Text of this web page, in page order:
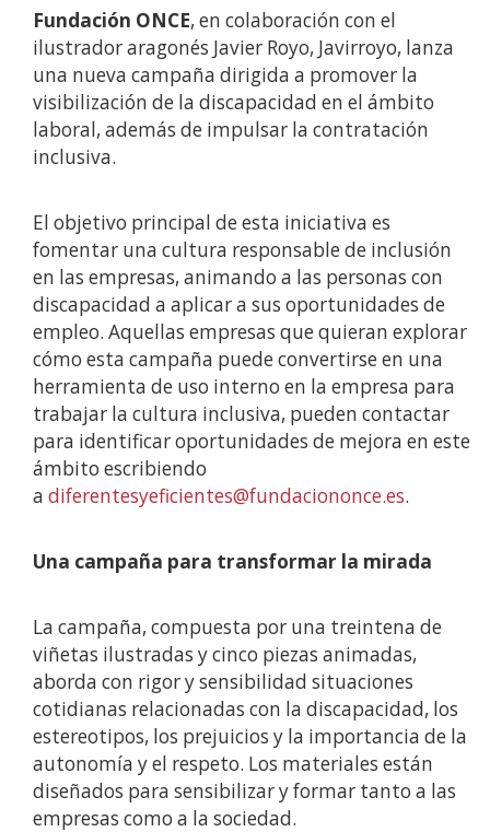
Fundación ONCE, en colaboración con el
ilustrador aragonés Javier Royo, Javirroyo, lanza
una nueva campaña dirigida a promover la
visibilización de la discapacidad en el ámbito
laboral, además de impulsar la contratación
inclusiva.
El objetivo principal de esta iniciativa es
fomentar una cultura responsable de inclusión
en las empresas, animando a las personas con
discapacidad a aplicar a sus oportunidades de
empleo. Aquellas empresas que quieran explorar
cómo esta campaña puede convertirse en una
herramienta de uso interno en la empresa para
trabajar la cultura inclusiva, pueden contactar
para identificar oportunidades de mejora en este
ámbito escribiendo
a diferentesyeficientes@fundaciononce.es.
Una campaña para transformar la mirada
La campaña, compuesta por una treintena de
viñetas ilustradas y cinco piezas animadas,
aborda con rigor y sensibilidad situaciones
cotidianas relacionadas con la discapacidad, los
estereotipos, los prejuicios y la importancia de la
autonomía y el respeto. Los materiales están
diseñados para sensibilizar y formar tanto a las
empresas como a la sociedad.